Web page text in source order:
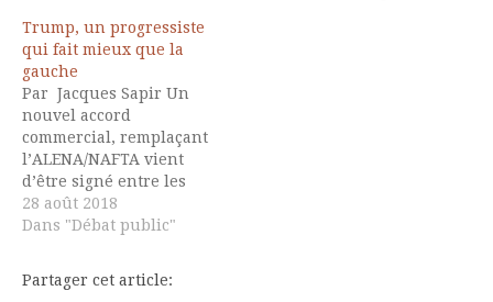
dans le New York
Times et son dernier
ouvrage [amazon_link
id="2081286297"
target="_blank" ]Sortez
nous de cette
crise...maintenant!
[/amazon_link] l’affirment…
Trump, un progressiste
qui fait mieux que la
gauche
Par Jacques Sapir Un
nouvel accord
commercial, remplaçant
l’ALENA/NAFTA vient
d’être signé entre les
Etats-Unis et le
Mexique[1]. On savait,
Etats-Unis, M. Donald
28 août 2018
Dans "Débat public"
Partager cet article: